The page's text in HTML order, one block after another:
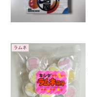
ラムネ